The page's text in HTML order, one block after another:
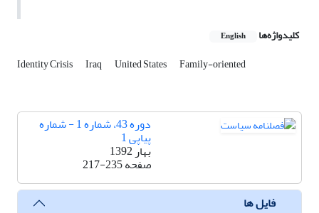
کلیدواژه‌ها English
Identity Crisis Iraq United States Family-oriented
دوره 43، شماره 1 - شماره
پیاپی 1
بهار 1392
صفحه217-235
فایل ها